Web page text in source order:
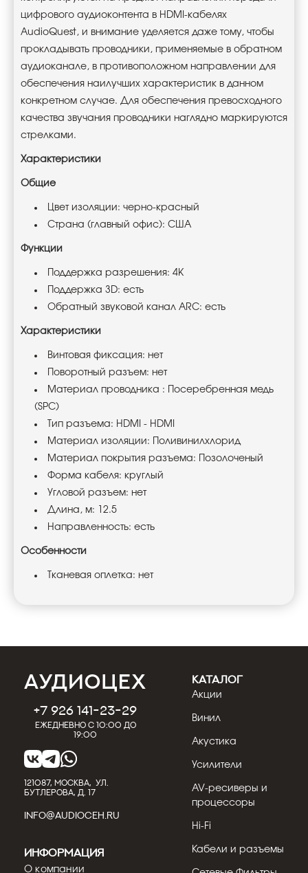
цифрового аудиоконтента в HDMI-кабелях
AudioQuest, и внимание уделяется даже тому, чтобы
прокладывать проводники, применяемые в обратном
аудиоканале, в противоположном направлении для
обеспечения наилучших характеристик в данном
конкретном случае. Для обеспечения превосходного
качества звучания проводники наглядно маркируются
стрелками.
Характеристики
Общие
Цвет изоляции: черно-красный
Страна (главный офис): США
Функции
Поддержка разрешения: 4K
Поддержка 3D: есть
Обратный звуковой канал ARC: есть
Характеристики
Винтовая фиксация: нет
Поворотный разъем: нет
Материал проводника : Посеребренная медь
(SPC)
Тип разъема: HDMI - HDMI
Материал изоляции: Поливинилхлорид
Материал покрытия разъема: Позолоченый
Форма кабеля: круглый
Угловой разъем: нет
Длина, м: 12.5
Направленность: есть
Особенности
Тканевая оплетка: нет
+7 926 141-23-29
Ежедневно с 10:00 до
19:00
121087, МОСКВА, УЛ.
БУТЛЕРОВА, Д. 17
INFO@AUDIOCEH.RU
КАТАЛОГ
Акции
Винил
Акустика
Усилители
AV-ресиверы и
процессоры
Hi-Fi
Кабели и разъемы
Информация
О компании